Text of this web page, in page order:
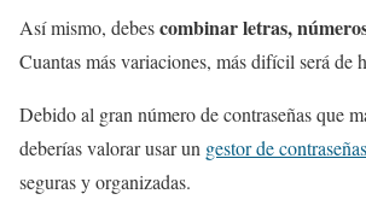
Así mismo, debescombinar letras,
Cuantas más variaciones, más difícil será de
Debido al gran número de contraseñas que
deberías valorar usar un gestor de contraseñas
seguras y organizadas.